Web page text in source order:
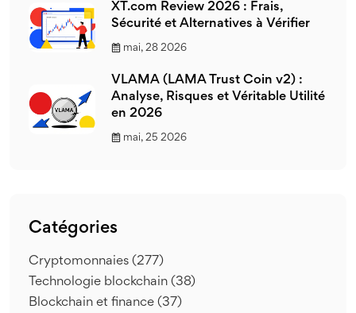
XT.com Review 2026 : Frais,
Sécurité et Alternatives à Vérifier
mai, 28 2026
VLAMA (LAMA Trust Coin v2) :
Analyse, Risques et Véritable Utilité
en 2026
mai, 25 2026
Catégories
Cryptomonnaies (277)
Technologie blockchain (38)
Blockchain et finance (37)